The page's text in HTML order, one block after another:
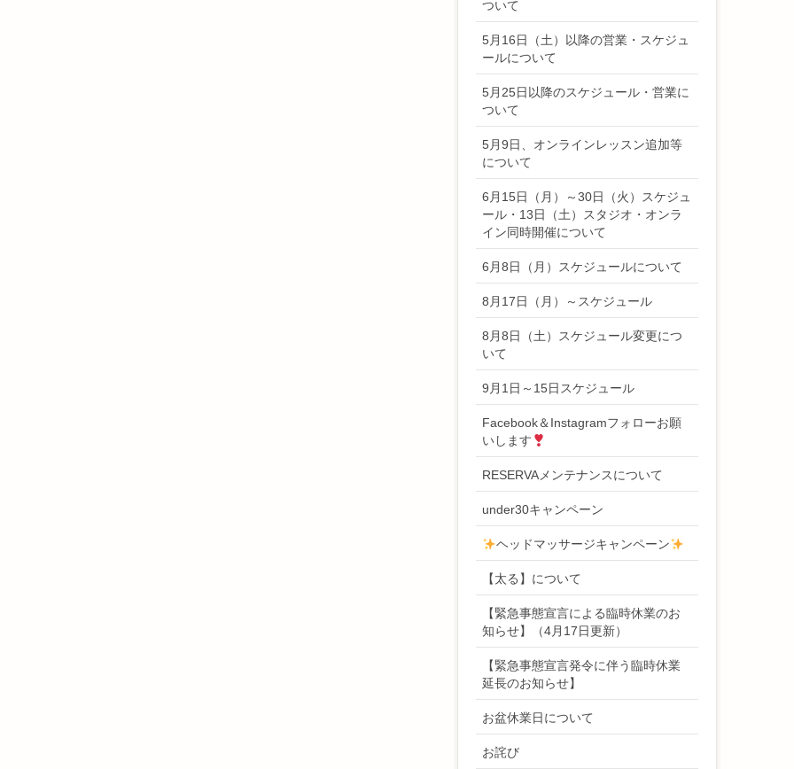
ついて
5月16日（土）以降の営業・スケジュ
ールについて
5月25日以降のスケジュール・営業に
ついて
5月9日、オンラインレッスン追加等
について
6月15日（月）～30日（火）スケジュ
ール・13日（土）スタジオ・オンラ
イン同時開催について
6月8日（月）スケジュールについて
8月17日（月）～スケジュール
8月8日（土）スケジュール変更につ
いて
9月1日～15日スケジュール
Facebook＆Instagramフォローお願
いします
RESERVAメンテナンスについて
under30キャンペーン
ヘッドマッサージキャンペーン
【太る】について
【緊急事態宣言による臨時休業のお
知らせ】（4月17日更新）
【緊急事態宣言発令に伴う臨時休業
延長のお知らせ】
お盆休業日について
お詫び